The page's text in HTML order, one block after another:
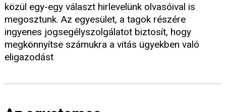
közül egy-egy választ hirlevelünk olvasóival is
megosztunk. Az egyesület, a tagok részére
ingyenes jogsegélyszolgálatot biztosít, hogy
megkönnyítse számukra a vitás ügyekben való
eligazodást